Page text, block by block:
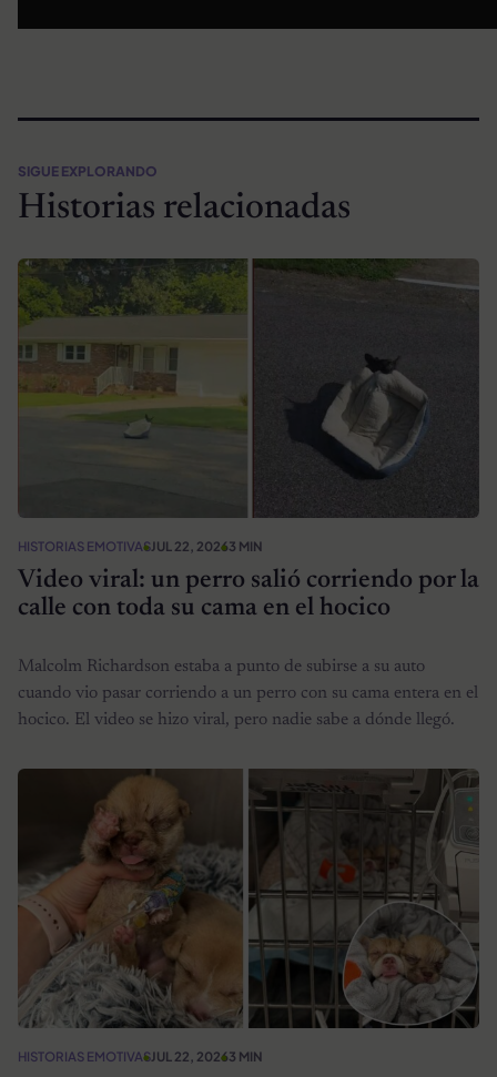
SIGUE EXPLORANDO
Historias relacionadas
HISTORIAS EMOTIVASJUL 22, 20263 MIN
Video viral: un perro salió corriendo por la
calle con toda su cama en el hocico
Malcolm Richardson estaba a punto de subirse a su auto
cuando vio pasar corriendo a un perro con su cama entera en el
hocico. El video se hizo viral, pero nadie sabe a dónde llegó.
HISTORIAS EMOTIVASJUL 22, 20263 MIN